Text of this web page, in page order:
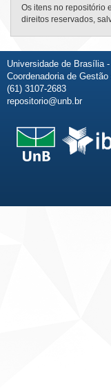
Os itens no repositório
direitos reservados,
Universidade de Brasília
Coordenadoria de
(61) 3107-2683
repositorio@unb.br